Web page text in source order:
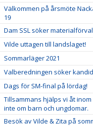
Välkommen på årsmöte
19
Dam SSL söker
Vilde uttagen till landslaget!
Sommarläger 2021
Valberedningen söker
Dags för SM-final på lördag!
Tillsammans hjälps vi åt
inte om barn och ungdomar.
Besök av Vilde & Zita på